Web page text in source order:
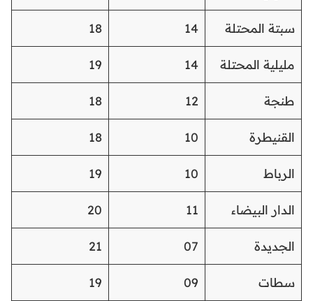
سبتة المحتلة 14
18
مليلية المحتلة 14
19
طنجة 12
18
القنيطرة 10
18
الرباط 10
19
الدار البيضاء 11
20
الجديدة 07
21
سطات 09
19